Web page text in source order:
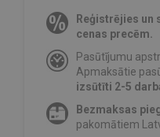
Reģistrējies un
cenas precēm.
Pasūtījumu
Apmaksātie
izsūtīti 2-5
Bezmaksas
pakomātiem